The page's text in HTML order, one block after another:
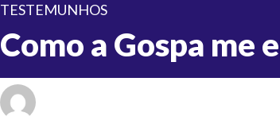
TESTEMUNHOS
Como a Gospa me